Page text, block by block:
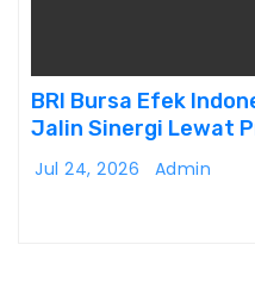
BRI Bursa Efek
Jalin Sinergi Lewat
Kolaborasi
Jul 24, 2026 Admin